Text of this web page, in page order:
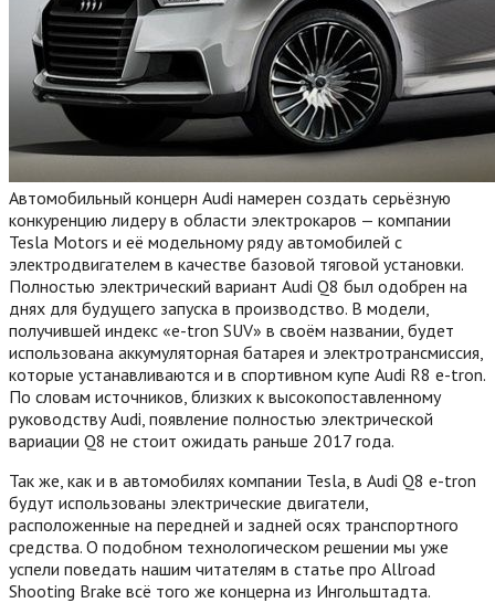
Автомобильный концерн Audi намерен создать серьёзную
конкуренцию лидеру в области электрокаров — компании
Tesla Motors и её модельному ряду автомобилей с
электродвигателем в качестве базовой тяговой установки.
Полностью электрический вариант Audi Q8 был одобрен на
днях для будущего запуска в производство. В модели,
получившей индекс «e-tron SUV» в своём названии, будет
использована аккумуляторная батарея и электротрансмиссия,
которые устанавливаются и в спортивном купе Audi R8 e-tron.
По словам источников, близких к высокопоставленному
руководству Audi, появление полностью электрической
вариации Q8 не стоит ожидать раньше 2017 года.
Так же, как и в автомобилях компании Tesla, в Audi Q8 e-tron
будут использованы электрические двигатели,
расположенные на передней и задней осях транспортного
средства. О подобном технологическом решении мы уже
успели поведать нашим читателям в статье про Allroad
Shooting Brake всё того же концерна из Ингольштадта.